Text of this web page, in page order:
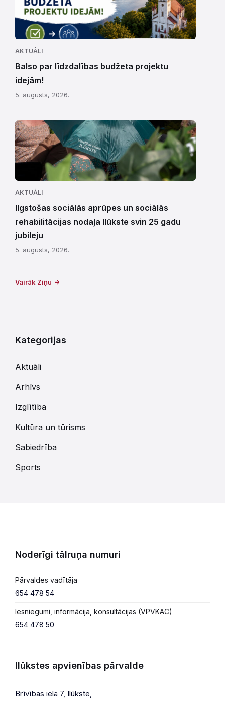
AKTUĀLI
Balso par līdzdalības budžeta projektu
idejām!
5. augusts, 2026.
AKTUĀLI
Ilgstošas sociālās aprūpes un sociālās
rehabilitācijas nodaļa Ilūkste svin 25 gadu
jubileju
5. augusts, 2026.
Vairāk Ziņu
Kategorijas
Aktuāli
Arhīvs
Izglītība
Kultūra un tūrisms
Sabiedrība
Sports
Noderīgi tālruņa numuri
Pārvaldes vadītāja
654 478 54
Iesniegumi, informācija, konsultācijas (VPVKAC)
654 478 50
Ilūkstes apvienības pārvalde
Brīvības iela 7, Ilūkste,